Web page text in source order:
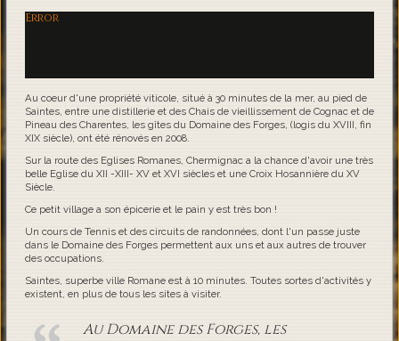
Error
Au coeur d'une propriété viticole, situé à 30 minutes de la mer, au pied de
Saintes, entre une distillerie et des Chais de vieillissement de Cognac et de
Pineau des Charentes, les gîtes du Domaine des Forges, (logis du XVIII, fin
XIX siècle), ont été rénovés en 2008.
Sur la route des Eglises Romanes, Chermignac a la chance d'avoir une très
belle Eglise du XII -XIII- XV et XVI siècles et une Croix Hosannière du XV
Siècle.
Ce petit village a son épicerie et le pain y est très bon !
Un cours de Tennis et des circuits de randonnées, dont l'un passe juste
dans le Domaine des Forges permettent aux uns et aux autres de trouver
des occupations.
Saintes, superbe ville Romane est à 10 minutes. Toutes sortes d'activités y
existent, en plus de tous les sites à visiter.
Au Domaine des Forges, les